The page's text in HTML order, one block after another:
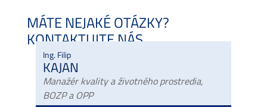
MÁTE NEJAKÉ OTÁZKY?
KONTAKTUJTE NÁS.
Ing. Filip
KAJAN
Manažér kvality a životného prostredia,
BOZP a OPP